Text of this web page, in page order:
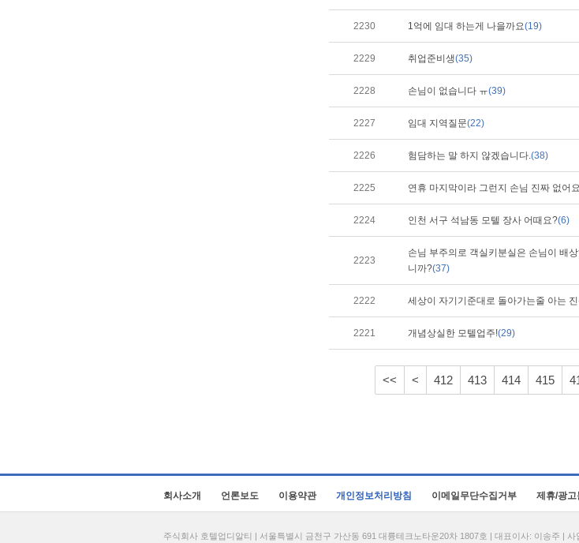
2230 1억에 임대 하는게 나을까요(19)
2229 취업준비생(35)
2228 손님이 없습니다 ㅠ(39)
2227 임대 지역질문(22)
2226 험담하는 말 하지 않겠습니다.(38)
2225 연휴 마지막이라 그런지 손님 진짜 없어요
2224 인천 서구 석남동 모텔 장사 어때요?(6)
2223
손님 부주의로 객실키분실은 손님이 배
니까?(37)
2222 세상이 자기기준대로 돌아가는줄 아는
2221 개념상실한 모텔업주!(29)
<< < 412 413 414 415
회사소개 언론보도 이용약관 개인정보처리방침 이메일무단수집거부 제휴/광고
주식회사 호텔업디알티 | 서울특별시 금천구 가산동 691 대륭테크노타운20차 1807호 | 대표이사: 이송주 |